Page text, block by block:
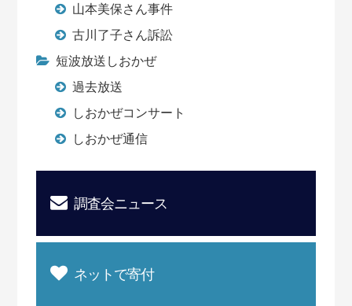
山本美保さん事件
古川了子さん訴訟
短波放送しおかぜ
過去放送
しおかぜコンサート
しおかぜ通信
調査会ニュース
ネットで寄付